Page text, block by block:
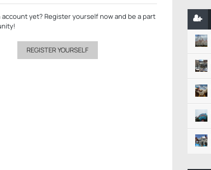
account yet? Register yourself nowand be a part
REGISTER YOURSELF